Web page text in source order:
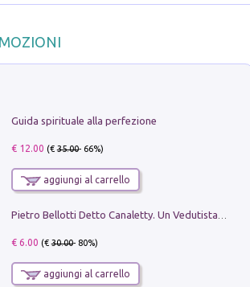
Guida spirituale alla perfezione
€ 12.00 (€35.00- 66%)
aggiungi al carrello
€ 6.00 (€30.00- 80%)
aggiungi al carrello